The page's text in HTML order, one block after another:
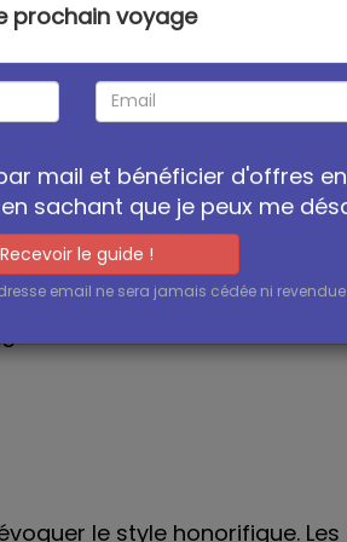
?
et 반말 (banmal).
des styles plus élevés (poli
Coréens vous diront que
donc d’une invitation à
le style honorifique.
prochain voyage
mail et bénéficier d'offres
en sachant que je peux me
Recevoir le guide !
email ne sera jamais cédée ni revendue